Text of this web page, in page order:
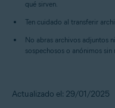
qué sirven.
Ten cuidado al transferir
No abras archivos adjuntos
sospechosos o anónimos
Actualizado el: 29/01/2025